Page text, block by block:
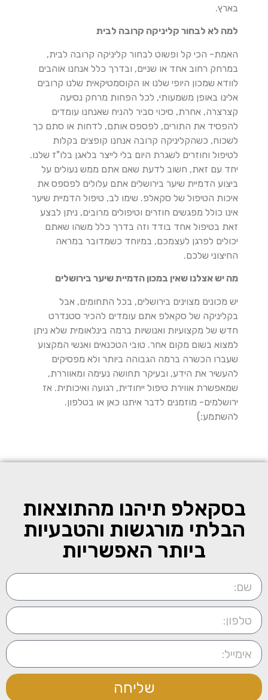
בארץ.
למה לא לבחור קליניקה קרובה לבית
האמת- הכי קל ופשוט לבחור קליניקה קרובה לבית,
במרחק רחוב אחד או שניים, ובדרך כלל אנחנו אוהבים
לוודא שמכון היופי שלנו או הקוסמטיקאית שלנו קרובים
אלינו באופן משמעותי, לכל הפחות מרחק נסיעה
קצרצרה, אחרת, סיכוי סביר להניח שאנחנו עומדים
להפסיד את התורים, לפספס אותם, לדחות או סתם כך
לשכוח, כשהקליניקה קרובה אנחנו קופצים בקלות
לטיפול וחוזרים לשגרת היום בלי לייצר בלאגן בלו"ז שלנו.
יחד עם זאת, חשוב לדעת שאם אתם ממש נעולים על
ביצוע הדמיית שיער בירושלים אתם עלולים לפספס את
איכות הטיפול של סקאלפ. שימו לב, טיפול הדמיית שיער
אינו כולל מפגשים חוזרים וטיפולים מרובים, ניתן לבצע
זאת בטיפול אחד בודד וזה בדרך כלל משהו שאתם
יכולים לפרגן לעצמכם, במיוחד כשמדובר במראה
החיצוני שלכם.
מה יש אצלנו שאין במכון הדמיית שיער בירושלים
יש מכונים מצוינים בירושלים, בכל התחומים, אבל
בקליניקה של סקאלפ אתם עומדים להכיר סטנדרט
חדש של מקצועיות ואנושיות ברמה בינלאומית שלא ניתן
למצוא בשום מקום אחר. טובי הטכנאים ואנשי המקצוע
שעברו הכשרה ברמה הגבוהה ביותר ולא מפסיקים
להעשיר את הידע, ובעיקר תחושה נעימה ומאווררת,
שמאפשרת אווירת טיפול ייחודית, רגועה ואיכותית. אז
ירושלמים- מוזמנים לדבר איתנו כאן או בטלפון.
להשתמע:)
בסקאלפ תיהנו מהתוצאות
הבלתי מורגשות והטבעיות
ביותר האפשריות
שליחה